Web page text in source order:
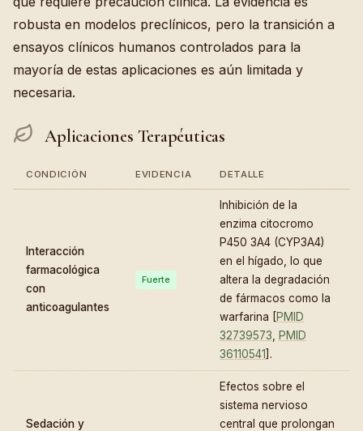
robusta en modelos preclínicos, pero la transición a
ensayos clínicos humanos controlados para la
mayoría de estas aplicaciones es aún limitada y
necesaria.
Aplicaciones Terapéuticas
CONDICIÓN EVIDENCIA DETALLE
Interacción
farmacológica
con
anticoagulantes
Fuerte
Inhibición de la
enzima citocromo
P450 3A4 (CYP3A4)
en el hígado, lo que
altera la degradación
de fármacos como la
warfarina [PMID
32739573
PMID
36110541].
Sedación y
Efectos sobre el
sistema nervioso
central que prolongan